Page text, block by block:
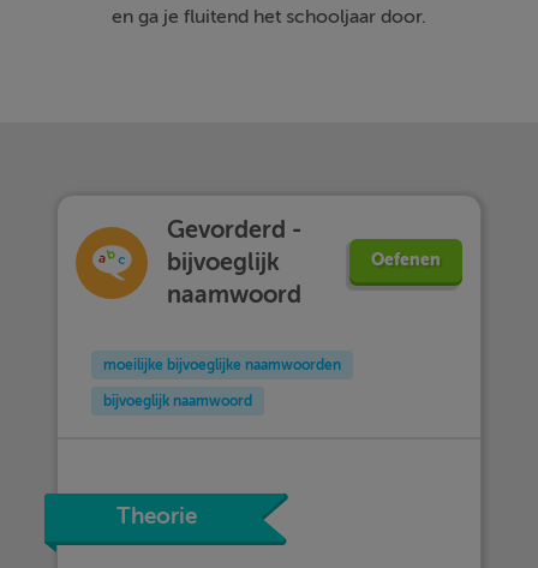
en ga je fluitend het schooljaar door.
Gevorderd -
bijvoeglijk
naamwoord
Oefenen
moeilijke bijvoeglijke naamwoorden
bijvoeglijk naamwoord
Theorie